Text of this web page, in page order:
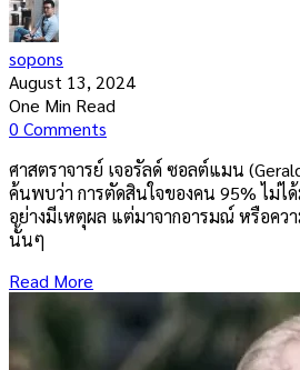
sopons
August 13, 2024
One Min Read
0 Comments
ศาสตราจารย์ เจอรัลด์ ซอลต์แมน
ค้นพบว่า การตัดสินใจของคน 95% ไม่ไ
อย่างมีเหตุผล แต่มาจากอารมณ์ หรือคว
นั้นๆ
Read More